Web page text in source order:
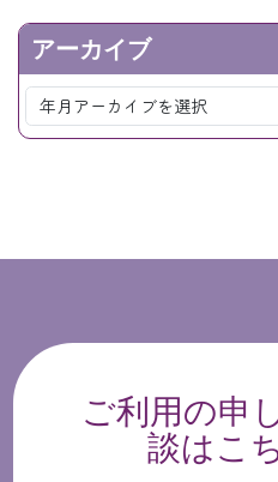
アーカイブ
ご利用の申
談はこ